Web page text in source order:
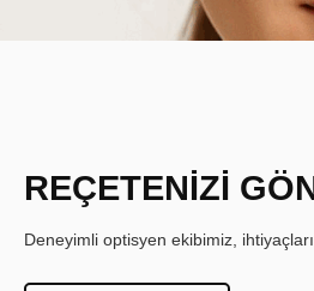
REÇETENİZİ
Deneyimli optisyen ekibimiz,